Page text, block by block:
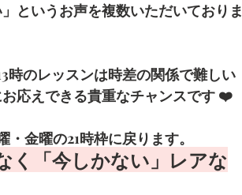
というお声を複数いただいておりま
時のレッスンは時差の関係で難しい
応えできる貴重なチャンスです ❤️
金曜の21時枠に戻ります。
く「今しかない」レアな